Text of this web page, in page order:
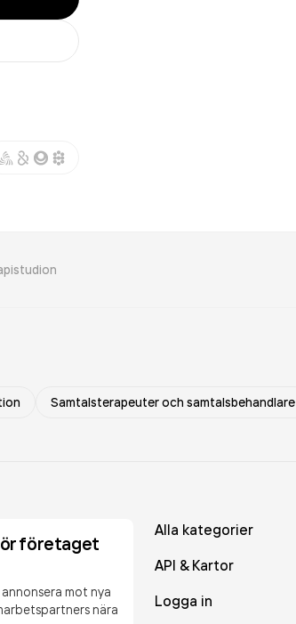
Samtalsterapeuter och samtalsbehandlare
företaget
mot nya
nära
Alla kategorier
API & Kartor
Logga in